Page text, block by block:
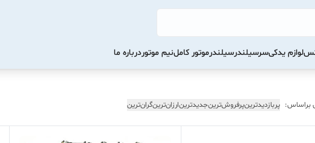
لوازم یدکیسرسیلندرسیلندرموتور کاملنیم موتوردرباره ما
براساس: پربازدیدترینپرفروش‌ترینجدیدترینارزان‌ترینگران‌ترین